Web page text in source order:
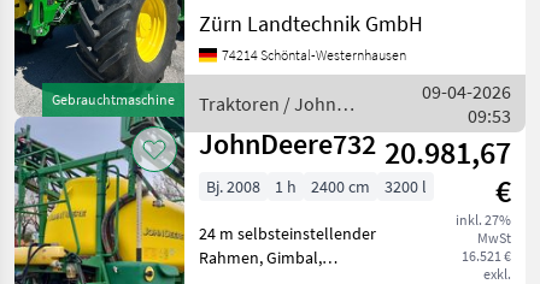
Gebrauchtmaschine
Allrad Zum Verkauf steht
ein gebrauchter John Deere
6R 185. Hersteller:
Leistung: 185 PS Mot
Zürn Landtechnik GmbH
74214 Schöntal-Westernhausen
Traktoren / John
Deere
09-04-2026
09:53
JohnDeere732 20.981,67
€
inkl. 27%
MwSt
16.521 €
exkl.
Bj. 2008 1 h 2400 cm 3200 l
24 m selbsteinstellender
Rahmen, Gimbal,